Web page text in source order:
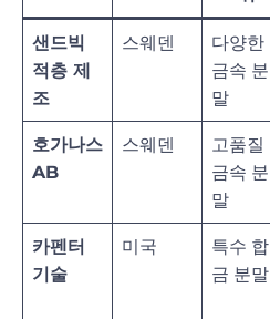
샌드빅
적층 제
조
스웨덴
다양한
금속 분
말
호가나스
AB
스웨덴
고품질
금속 분
말
카펜터
기술
미국
특수 합
금 분말